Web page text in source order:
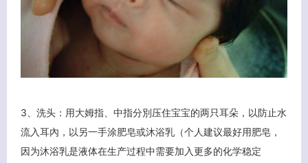
3、洗头：用大姆指、中指分別压住宝宝的两只耳朵，以防止水
流入耳內，以另一手涂肥皂或沐浴乳（个人建议最好用肥皂，
因为沐浴乳是液体在生产过程中需要加入更多的化学稳定